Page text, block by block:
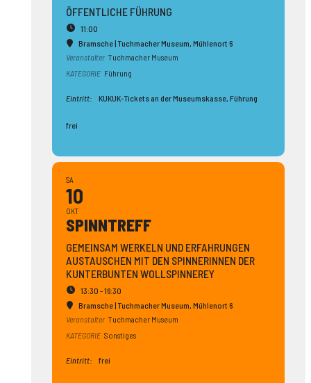
ÖFFENTLICHE FÜHRUNG
11:00
Bramsche | Tuchmacher Museum, Mühlenort 6
Veranstalter Tuchmacher Museum
KATEGORIE Führung
Eintritt: KUKUK-Tickets an der Museumskasse, Führung
frei
SA
10
OKT
SPINN­TREFF
GEMEINSAM WERKELN UND ERFAHRUNGEN
AUSTAUSCHEN MIT DEN SPINNERINNEN DER
KUNTERBUNTEN WOLLSPINNEREY
13:30 - 16:30
Bramsche | Tuchmacher Museum, Mühlenort 6
Veranstalter Tuchmacher Museum
KATEGORIE Sonstiges
Eintritt: frei